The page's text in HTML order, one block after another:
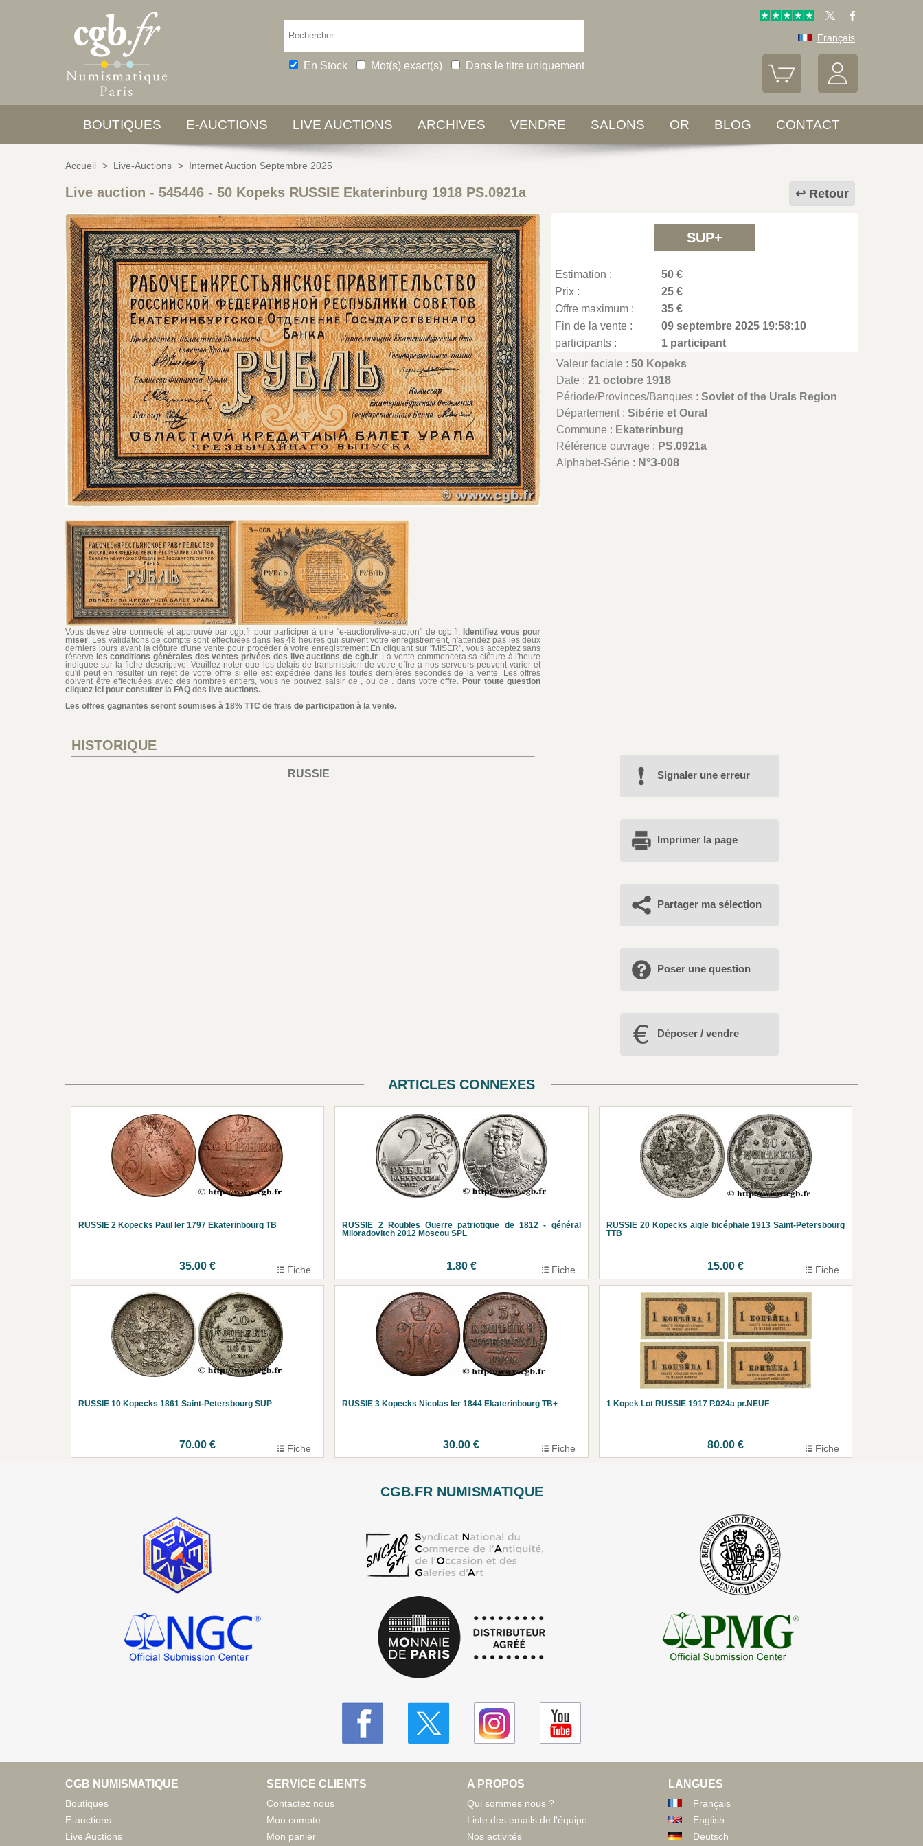
En Stock Mot(s) exact(s) Dans le titre uniquement
Français
BOUTIQUES E-AUCTIONS LIVE AUCTIONS ARCHIVES VENDRE SALONS OR BLOG CONTACT
Accueil > Live-Auctions > Internet Auction Septembre 2025
Retour
Live auction - 545446 - 50 Kopeks RUSSIE Ekaterinburg 1918 PS.0921a
Vous devez être connecté et approuvé par cgb.fr pour participer à une "e-auction/live-auction" de cgb.fr, Identifiez vous pour
miser . Les validations de compte sont effectuées dans les 48 heures qui suivent votre enregistrement, n'attendez pas les deux
derniers jours avant la clôture d'une vente pour procéder à votre enregistrement.En cliquant sur "MISER", vous acceptez sans
réserve les conditions générales des ventes privées des live auctions de cgb.fr. La vente commencera sa clôture à l'heure
indiquée sur la fiche descriptive. Veuillez noter que les délais de transmission de votre offre à nos serveurs peuvent varier et
qu'il peut en résulter un rejet de votre offre si elle est expédiée dans les toutes dernières secondes de la vente. Les offres
doivent être effectuées avec des nombres entiers, vous ne pouvez saisir de , ou de . dans votre offre.Pour toute question
cliquez ici pour consulter la FAQ des live auctions.
Les offres gagnantes seront soumises à 18% TTC de frais de participation à la vente.
SUP+
Estimation :
50 €
Prix :
25 €
Offre maximum :
35 €
Fin de la vente :
09 septembre 2025 19:58:10
participants :
1 participant
Valeur faciale :50 Kopeks
Date :21 octobre 1918
Période/Provinces/Banques :Soviet of the Urals Region
Département :Sibérie et Oural
Commune : Ekaterinburg
Référence ouvrage : PS.0921a
Alphabet-Série : N°З-008
HISTORIQUE
RUSSIE Signaler une erreur
Imprimer la page
Partager ma sélection
Poser une question
Déposer / vendre
ARTICLES CONNEXES
RUSSIE 2 Kopecks Paul Ier 1797 Ekaterinbourg TB
35.00 € Fiche
RUSSIE 2 Roubles Guerre patriotique de 1812 - général
Miloradovitch 2012 Moscou SPL
1.80 € Fiche
RUSSIE 20 Kopecks aigle bicéphale 1913 Saint-Petersbourg
TTB
15.00 € Fiche
RUSSIE 10 Kopecks 1861 Saint-Petersbourg SUP
70.00 € Fiche
RUSSIE 3 Kopecks Nicolas Ier 1844 Ekaterinbourg TB+
30.00 € Fiche
1 Kopek Lot RUSSIE 1917 P.024a pr.NEUF
80.00 € Fiche
CGB.FR NUMISMATIQUE
CGB NUMISMATIQUE
Boutiques
E-auctions
Live Auctions
SERVICE CLIENTS
Contactez nous
Mon compte
Mon panier
A PROPOS
Qui sommes nous ?
Liste des emails de l'équipe
Nos activités
LANGUES
Français
English
Deutsch